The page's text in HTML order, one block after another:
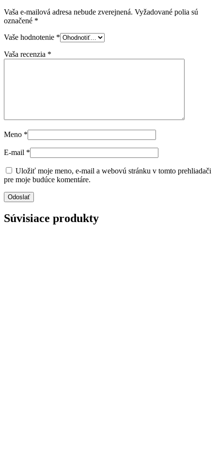
Vaša e-mailová adresa nebude zverejnená. Vyžadované polia sú
označené *
Vaše hodnotenie *
Vaša recenzia *
Meno *
E-mail *
Uložiť moje meno, e-mail a webovú stránku v tomto prehliadači
pre moje budúce komentáre.
Súvisiace produkty